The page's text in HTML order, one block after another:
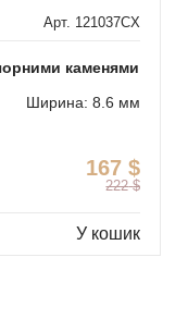
Арт. 121037CX
каменями
Ширина: 8.6 мм
167 $
222 $
У кошик